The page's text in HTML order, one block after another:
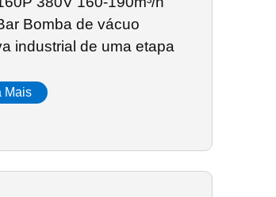
Bomba de vácuo
industrial de uma etapa
Mais